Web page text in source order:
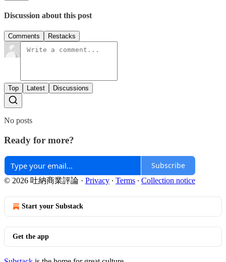
Discussion about this post
Comments Restacks
Top Latest Discussions
No posts
Ready for more?
Subscribe
© 2026 吐納商業評論 · Privacy ∙ Terms ∙ Collection notice
Start your Substack
Get the app